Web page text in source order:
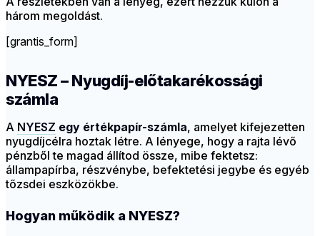
három megoldást.
[grantis_form]
NYESZ – Nyugdíj-előtakarékossági
számla
A NYESZ egy értékpapír-számla, amelyet kifejezetten
nyugdíjcélra hoztak létre. A lényege, hogy a rajta lévő
pénzből te magad állítod össze, mibe fektetsz:
állampapírba, részvénybe, befektetési jegybe és egyéb
tőzsdei eszközökbe.
Hogyan működik a NYESZ?